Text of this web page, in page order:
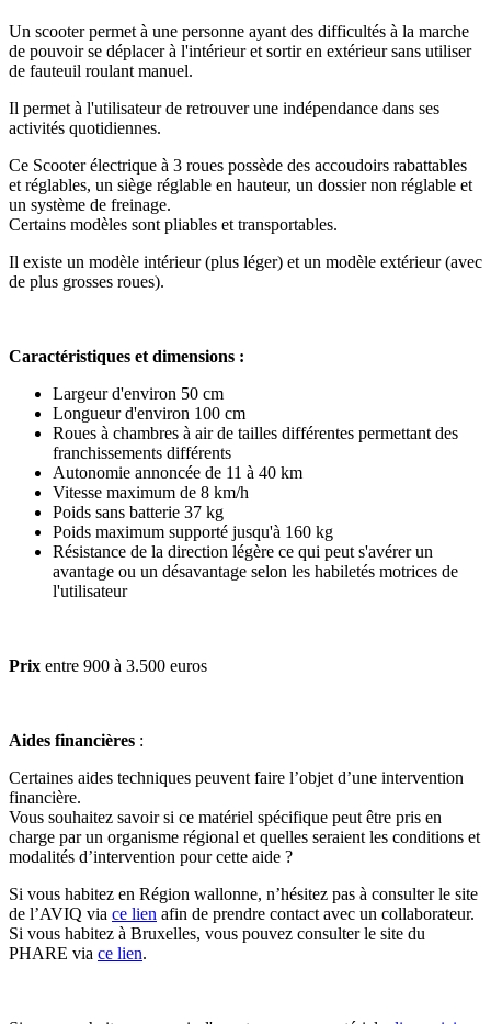
Un scooter permet à une personne ayant des difficultés à la marche
de pouvoir se déplacer à l'intérieur et sortir en extérieur sans utiliser
de fauteuil roulant manuel.
Il permet à l'utilisateur de retrouver une indépendance dans ses
activités quotidiennes.
Ce Scooter électrique à 3 roues possède des accoudoirs rabattables
et réglables, un siège réglable en hauteur, un dossier non réglable et
un système de freinage.
Certains modèles sont pliables et transportables.
Il existe un modèle intérieur (plus léger) et un modèle extérieur (avec
de plus grosses roues).
Caractéristiques et dimensions :
Largeur d'environ 50 cm
Longueur d'environ 100 cm
Roues à chambres à air de tailles différentes permettant des
franchissements différents
Autonomie annoncée de 11 à 40 km
Vitesse maximum de 8 km/h
Poids sans batterie 37 kg
Poids maximum supporté jusqu'à 160 kg
Résistance de la direction légère ce qui peut s'avérer un
avantage ou un désavantage selon les habiletés motrices de
l'utilisateur
Prix entre 900 à 3.500 euros
Aides financières :
Certaines aides techniques peuvent faire l’objet d’une intervention
financière.
Vous souhaitez savoir si ce matériel spécifique peut être pris en
charge par un organisme régional et quelles seraient les conditions et
modalités d’intervention pour cette aide ?
Si vous habitez en Région wallonne, n’hésitez pas à consulter le site
de l’AVIQ via ce lien afin de prendre contact avec un collaborateur.
Si vous habitez à Bruxelles, vous pouvez consulter le site du
PHARE via ce lien.